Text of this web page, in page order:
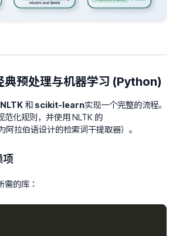
典预处理与机器学习 (Python)
NLTK 和 scikit-learn实现一个完整的流程。
范化规则，并使用 NLTK 的
阿拉伯语设计的检索词干提取器）。
项
需的库：